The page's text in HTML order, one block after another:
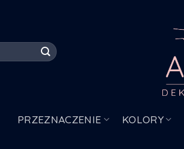
PRZEZNACZENIE KOLORY